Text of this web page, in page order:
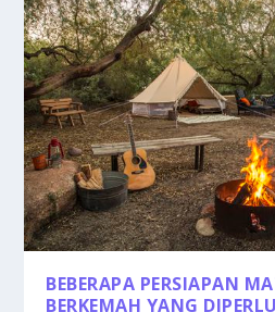
BEBERAPA PERSIAPAN
BERKEMAH YANG